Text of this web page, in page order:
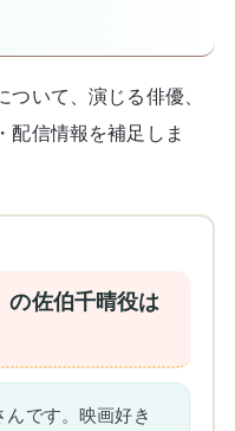
ついて、演じる俳優、
配信情報を補足しま
の佐伯千晴役は
です。映画好き